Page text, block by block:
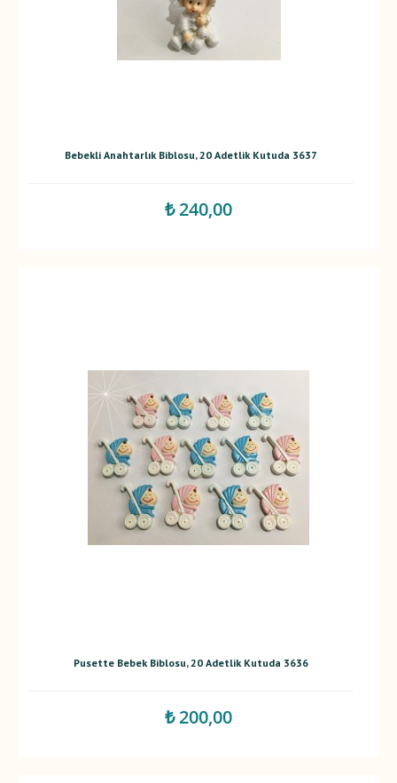
Bebekli Anahtarlık Biblosu, 20 Adetlik Kutuda 3637
₺ 240,00
Pusette Bebek Biblosu, 20 Adetlik Kutuda 3636
₺ 200,00